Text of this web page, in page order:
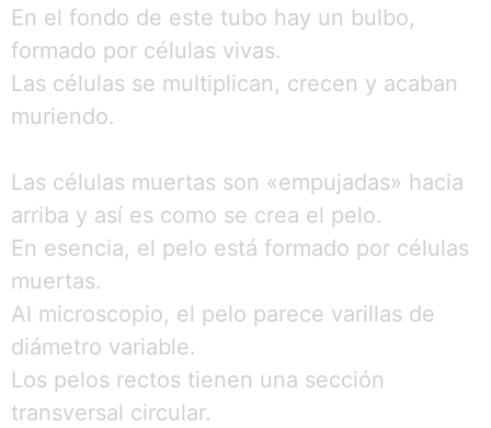
En el fondo de este tubo hay un bulbo,
formado por células vivas.
Las células se multiplican, crecen y acaban
muriendo.
Las células muertas son «empujadas» hacia
arriba y así es como se crea el pelo.
En esencia, el pelo está formado por células
muertas.
Al microscopio, el pelo parece varillas de
diámetro variable.
Los pelos rectos tienen una sección
transversal circular.